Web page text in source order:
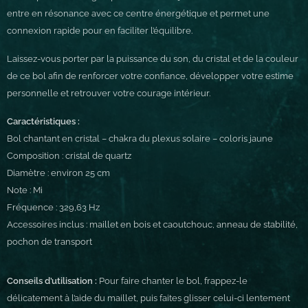
entre en résonance avec ce centre énergétique et permet une
connexion rapide pour en faciliter l’équilibre.
Laissez-vous porter par la puissance du son, du cristal et de la couleur
de ce bol afin de renforcer votre confiance, développer votre estime
personnelle et retrouver votre courage intérieur.
Caractéristiques :
Bol chantant en cristal – chakra du plexus solaire – coloris jaune
Composition : cristal de quartz
Diamètre : environ 25 cm
Note : Mi
Fréquence : 329,63 Hz
Accessoires inclus : maillet en bois et caoutchouc, anneau de stabilité,
pochon de transport
Conseils d’utilisation : Pour faire chanter le bol, frappez-le
délicatement à l’aide du maillet, puis faites glisser celui-ci lentement